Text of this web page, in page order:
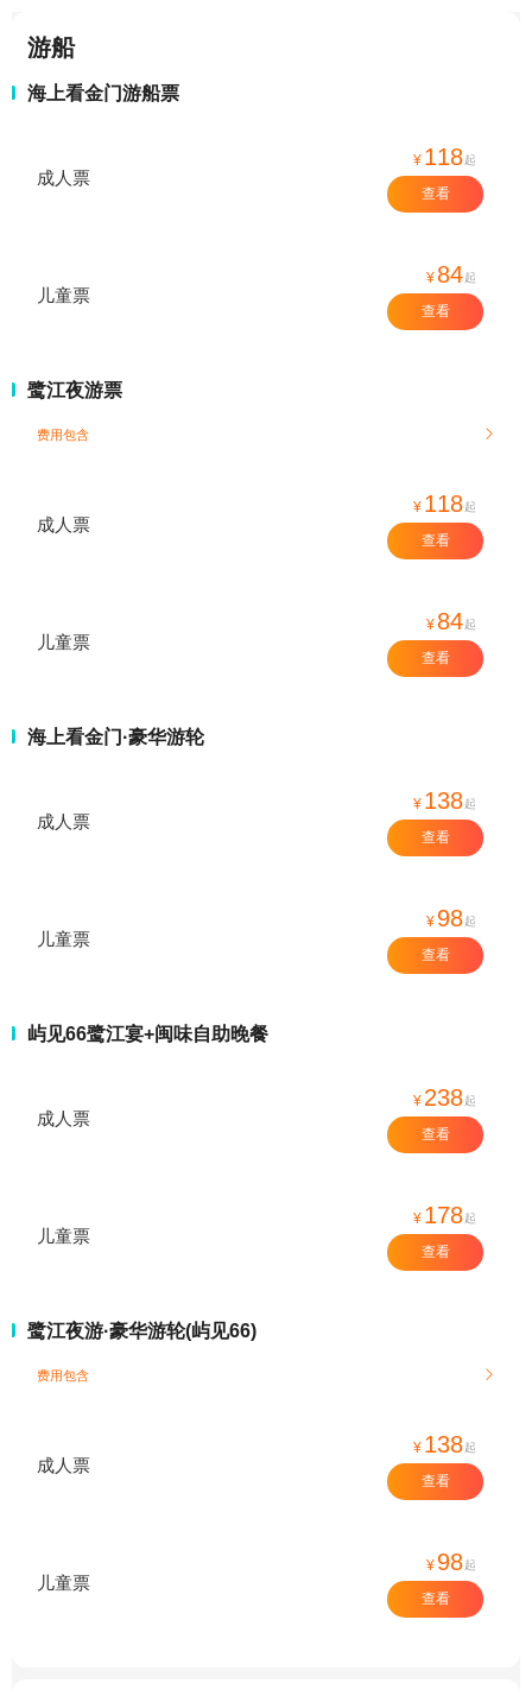
游船
海上看金门游船票
成人票
¥ 118起
查看
儿童票
¥ 84起
查看
鹭江夜游票
费用包含 
成人票
¥ 118起
查看
儿童票
¥ 84起
查看
海上看金门·豪华游轮
成人票
¥ 138起
查看
儿童票
¥ 98起
查看
屿见66鹭江宴+闽味自助晚餐
成人票
¥ 238起
查看
儿童票
¥ 178起
查看
鹭江夜游·豪华游轮(屿见66)
费用包含 
成人票
¥ 138起
查看
儿童票
¥ 98起
查看